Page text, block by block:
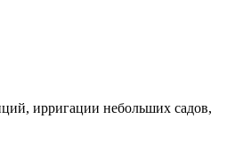
ирригации небольших садов,